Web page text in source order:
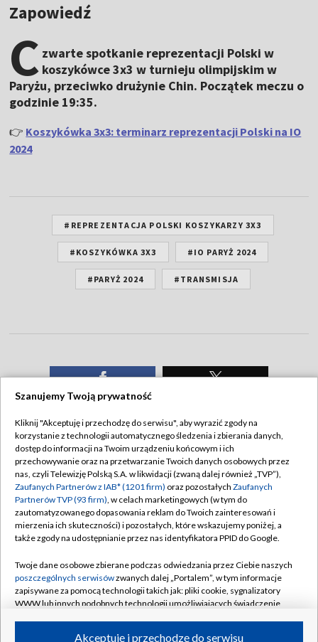
Zapowiedź
C zwarte spotkanie reprezentacji Polski w
koszykówce 3x3 w turnieju olimpijskim w
Paryżu, przeciwko drużynie Chin. Początek meczu o
godzinie 19:35.
👉 Koszykówka 3x3: terminarz reprezentacji Polski na IO
2024
#REPREZENTACJA POLSKI KOSZYKARZY 3X3
#KOSZYKÓWKA 3X3 #IO PARYŻ 2024
#PARYŻ 2024 #TRANSMISJA
TVP
Abonament TVP
Sklep TVP
Biuro Reklamy
Oferta Handlowa
Emisja w TVP
Rada Programowa
Ogłoszenia przetargowe
Regulamin TVP
Polityka prywatności
Moje zgody
Biuro reklamy
Kanały
©2026 Telewizja Polska Spółka Akcyjna w likwidacji
Szanujemy Twoją prywatność
Kliknij "Akceptuję i przechodzę do serwisu", aby wyrazić zgody na
korzystanie z technologii automatycznego śledzenia i zbierania danych,
dostęp do informacji na Twoim urządzeniu końcowym i ich
przechowywanie oraz na przetwarzanie Twoich danych osobowych przez
nas, czyli Telewizję Polską S.A. w likwidacji (zwaną dalej również „TVP”),
Zaufanych Partnerów z IAB* (1201 firm) oraz pozostałych Zaufanych
Partnerów TVP (93 firm), w celach marketingowych (w tym do
zautomatyzowanego dopasowania reklam do Twoich zainteresowań i
mierzenia ich skuteczności) i pozostałych, które wskazujemy poniżej, a
także zgody na udostępnianie przez nas identyfikatora PPID do Google.
Twoje dane osobowe zbierane podczas odwiedzania przez Ciebie naszych
poszczególnych serwisówzwanych dalej „Portalem”, w tym informacje
zapisywane za pomocą technologii takich jak: pliki cookie, sygnalizatory
WWW lub innych podobnych technologii umożliwiających świadczenie
Akceptuję i przechodzę do serwisu